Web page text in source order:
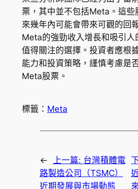
票，其中並不包括Meta。這些
來幾年內可能會帶來可觀的回
Meta的強勁收入增長和吸引人
值得關注的選擇。投資者應根
能力和投資策略，謹慎考慮是
Meta股票。
標籤： Meta
← 上一篇: 台灣積體電
路製造公司（TSMC）
近期發展與市場動態